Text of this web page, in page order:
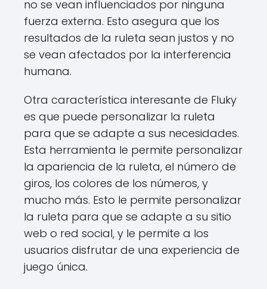
no se vean influenciados por ninguna
fuerza externa. Esto asegura que los
resultados de la ruleta sean justos y no
se vean afectados por la interferencia
humana.
Otra característica interesante de Fluky
es que puede personalizar la ruleta
para que se adapte a sus necesidades.
Esta herramienta le permite personalizar
la apariencia de la ruleta, el número de
giros, los colores de los números, y
mucho más. Esto le permite personalizar
la ruleta para que se adapte a su sitio
web o red social, y le permite a los
usuarios disfrutar de una experiencia de
juego única.